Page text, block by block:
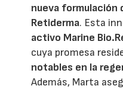
nueva formulación
Retiderma. Esta
activo Marine
cuya promesa
notables en la
Además, Marta